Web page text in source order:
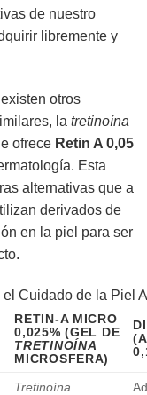
de nuestro
libremente y
otros
la tretinoína
ofrece Retin A 0,05
Esta
alternativas que a
derivados de
en la piel para ser
Cuidado de la Piel
RETIN-A MICRO
0,025% (GEL DE
TRETINOÍNA
MICROSFERA)
Tretinoína